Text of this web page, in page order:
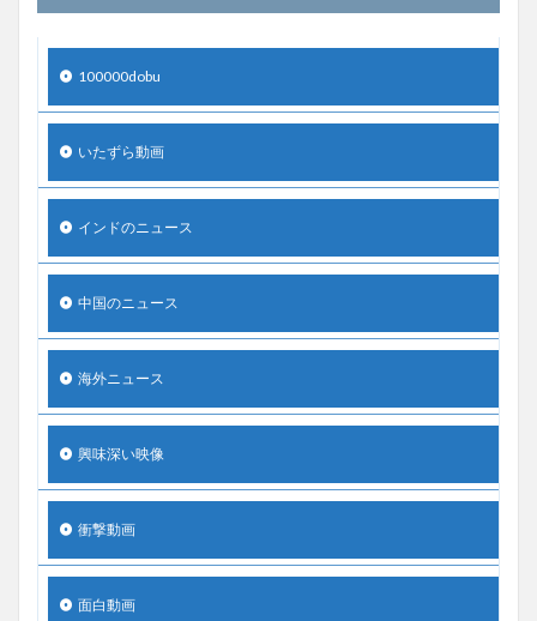
100000dobu
いたずら動画
インドのニュース
中国のニュース
海外ニュース
興味深い映像
衝撃動画
面白動画